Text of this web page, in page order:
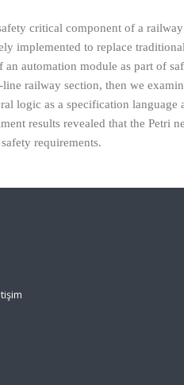
critical component of a
implemented to replace
automation module as part of
railway section, then we
logic as a specification
results revealed that the Petri
requirements.